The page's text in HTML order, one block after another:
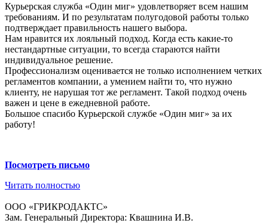
Курьерская служба «Один миг» удовлетворяет всем нашим
требованиям. И по результатам полугодовой работы только
подтверждает правильность нашего выбора.
Нам нравится их лояльный подход. Когда есть какие-то
нестандартные ситуации, то всегда стараются найти
индивидуальное решение.
Профессионализм оценивается не только исполнением четких
регламентов компании, а умением найти то, что нужно
клиенту, не нарушая тот же регламент. Такой подход очень
важен и цене в ежедневной работе.
Большое спасибо Курьерской службе «Один миг» за их
работу!
Посмотреть письмо
Читать полностью
ООО «ГРИКРОДАКТС»
Зам. Генеральный Директора: Квашнина И.В.